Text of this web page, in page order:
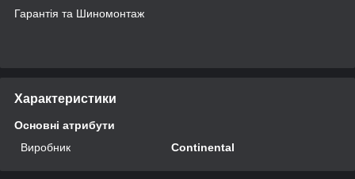
Гарантія та Шиномонтаж
Характеристики
Основні атрибути
Виробник
Continental